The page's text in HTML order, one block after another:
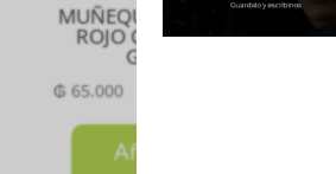
MUÑEQUERA CORTA
ROJO CON LOGO
GRIS S
₲65.000
Añadir al